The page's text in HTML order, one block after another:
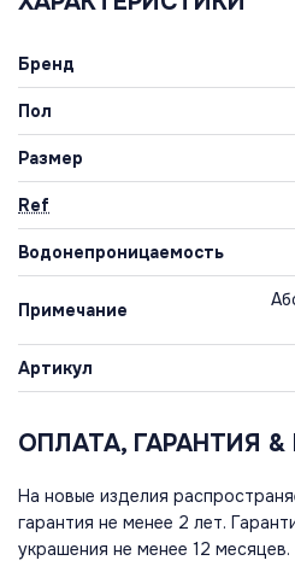
Бренд
Пол
Размер
Ref
Водонепроницаемость
Примечание
Артикул
ОПЛАТА, ГАРАНТИЯ
На новые изделия
гарантия не менее 2 лет.
украшения не менее 12 месяцев.